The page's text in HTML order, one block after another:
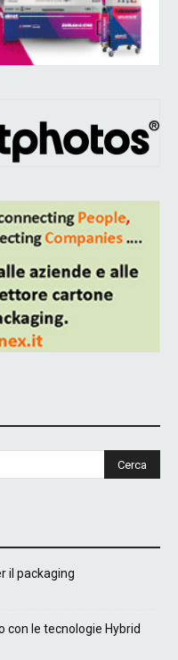
il packaging
con le tecnologie Hybrid